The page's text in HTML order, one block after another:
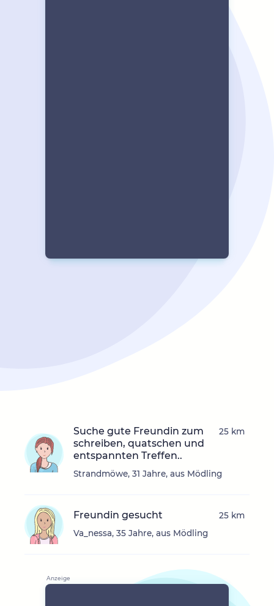
Suche gute Freundin zum
schreiben, quatschen und
entspannten Treffen..
Strandmöwe, 31 Jahre, aus Mödling
25 km
Freundin gesucht
Va_nessa, 35 Jahre, aus Mödling
25 km